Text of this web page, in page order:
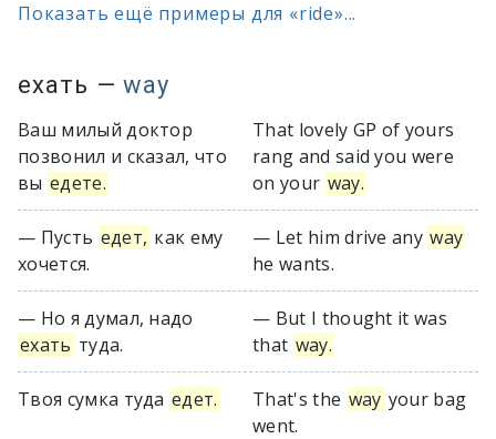
Показать ещё примеры для «ride»...
ехать — way
Ваш милый доктор
позвонил и сказал, что
вы едете.
That lovely GP of yours
rang and said you were
on your way.
— Пусть едет, как ему
хочется.
— Let him drive any way
he wants.
— Но я думал, надо
ехать туда.
— But I thought it was
that way.
Твоя сумка туда едет. That's the way your bag
went.